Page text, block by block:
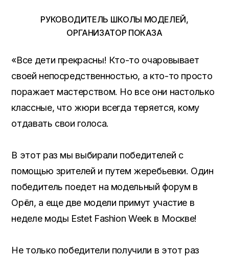
РУКОВОДИТЕЛЬ ШКОЛЫ МОДЕЛЕЙ,
ОРГАНИЗАТОР ПОКАЗА
«Все дети прекрасны! Кто-то очаровывает
своей непосредственностью, а кто-то просто
поражает мастерством. Но все они настолько
классные, что жюри всегда теряется, кому
отдавать свои голоса.
В этот раз мы выбирали победителей с
помощью зрителей и путем жеребьевки. Один
победитель поедет на модельный форум в
Орёл, а еще две модели примут участие в
неделе моды Estet Fashion Week в Москве!
Не только победители получили в этот раз